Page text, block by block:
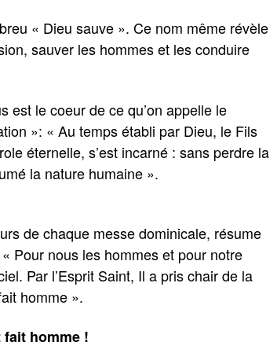
« Dieu sauve ». Ce nom même révèle
sauver les hommes et les conduire
est le coeur de ce qu’on appelle le
»: « Au temps établi par Dieu, le Fils
éternelle, s’est incarné : sans perdre la
la nature humaine ».
de chaque messe dominicale, résume
Pour nous les hommes et pour notre
Par l’Esprit Saint, Il a pris chair de la
homme ».
fait homme !